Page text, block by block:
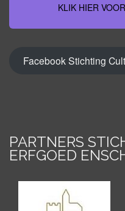
KLIK HIER
Facebook Stichting
PARTNERS
ERFGOED